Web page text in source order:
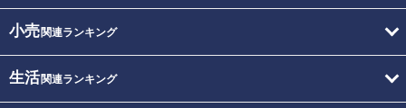
小売関連ランキング
生活関連ランキング